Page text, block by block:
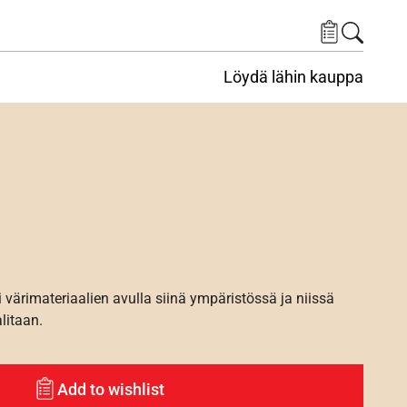
Löydä lähin kauppa
avulla siinä ympäristössä ja niissä
Add to wishlist